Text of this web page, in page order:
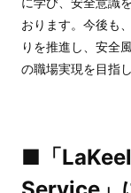
おります。今後も
りを推進し、安全
の職場実現を目指
■「